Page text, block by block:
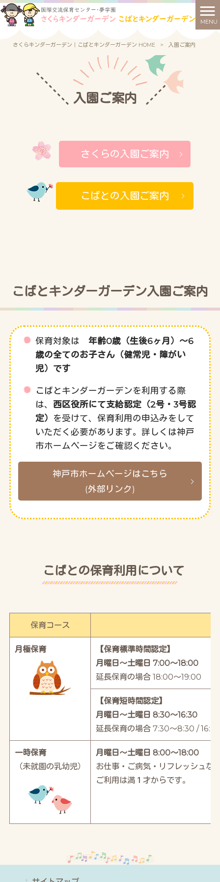
MENU
さくらキンダーガーデン｜こばとキンダーガーデン HOME > 入園ご案内
入園ご案内
さくらの入園ご案内
こばとの入園ご案内
こばとキンダーガーデン入園ご案内
保育対象は 年齢0歳（生後6ヶ月）～6
歳の全てのお子さん（健常児・障がい
児）です
こばとキンダーガーデンを利用する際
は、 西区役所にて支給認定（2号・3号認
定） を受けて、保育利用の申込みをして
いただく必要があります。詳しくは神戸
市ホームページをご確認ください。
神戸市ホームページはこちら
(外部リンク)
こばとの保育利用について
保育コース
月極保育
【保育標準時間認定】
月曜日～土曜日 7:00～18:00
延長保育の場合 18:00～19:00
【保育短時間認定】
月曜日～土曜日 8:30～16:30
延長保育の場合 7:30～8:30 /
一時保育
（未就園の乳幼児）
月曜日～土曜日 8:00～18:00
お仕事・ご病気・リフレッシュな
ご利用は満１才からです。